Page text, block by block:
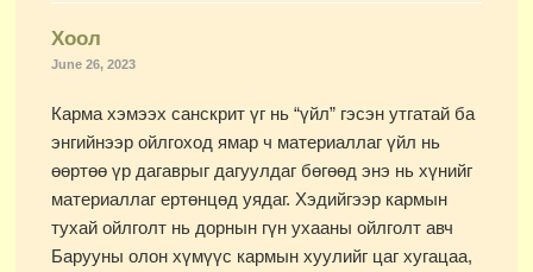
Хоол
June 26, 2023
Карма хэмээх санскрит үг нь “үйл” гэсэн утгатай ба
энгийнээр ойлгоход ямар ч материаллаг үйл нь
өөртөө үр дагаврыг дагуулдаг бөгөөд энэ нь хүнийг
материаллаг ертөнцөд уядаг. Хэдийгээр кармын
тухай ойлголт нь дорнын гүн ухааны ойлголт авч
Барууны олон хүмүүс кармын хуулийг цаг хугацаа,